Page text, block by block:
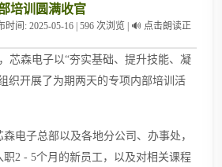
培训圆满收官
时间: 2025-05-16 | 596 次浏览 | 🔊 点击朗读正
芯森电子以“夯实基础、提升技能、凝
织开展了为期两天的专项内部培训 活
森电子总部以及各地分公司、办事处，
职2 - 5个月的新员工，以及对相关课程